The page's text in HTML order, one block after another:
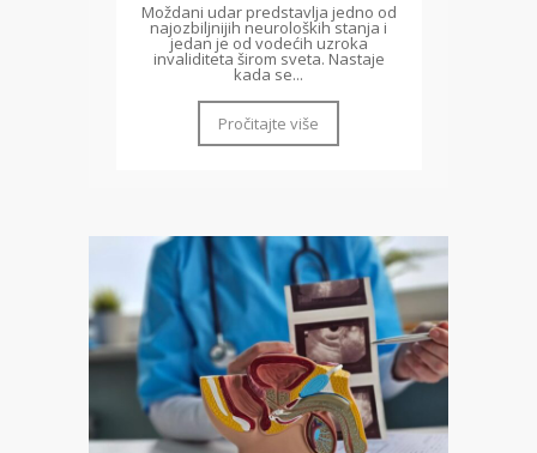
Moždani udar predstavlja jedno od
najozbiljnijih neuroloških stanja i
jedan je od vodećih uzroka
invaliditeta širom sveta. Nastaje
kada se...
Pročitajte više